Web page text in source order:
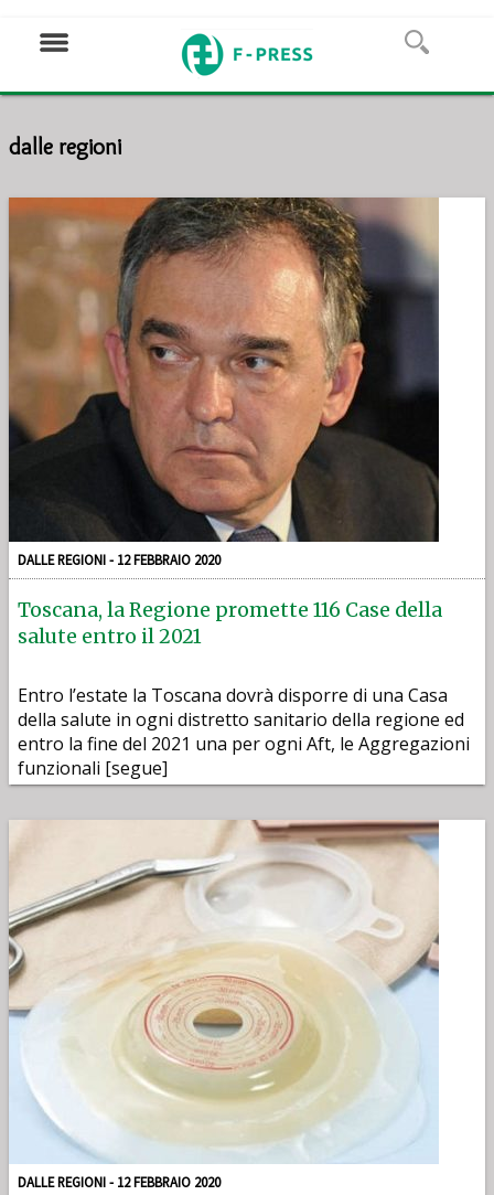
dalle regioni
DALLE REGIONI - 12 FEBBRAIO 2020
Toscana, la Regione promette 116 Case della
salute entro il 2021
Entro l’estate la Toscana dovrà disporre di una Casa
della salute in ogni distretto sanitario della regione ed
entro la fine del 2021 una per ogni Aft, le Aggregazioni
funzionali [segue]
DALLE REGIONI - 12 FEBBRAIO 2020